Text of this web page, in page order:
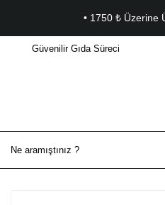
• 1750 ₺ Üzerine
Güvenilir Gıda Süreci